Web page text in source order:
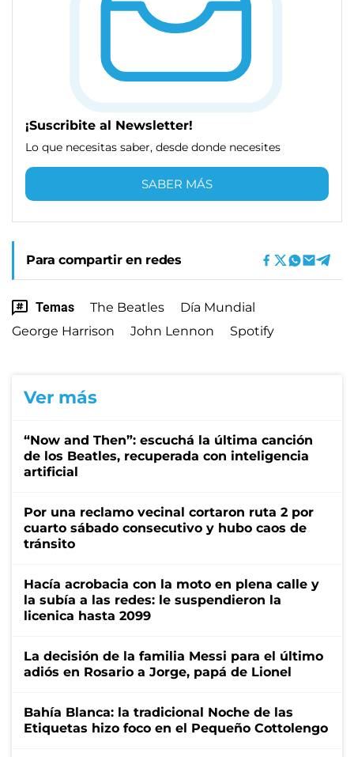
¡Suscribite al Newsletter!
Lo que necesitas saber, desde donde necesites
SABER MÁS
Para compartir en redes
Temas The Beatles
Día Mundial
George Harrison
John Lennon Spotify
Ver más
“Now and Then”: escuchá la última canción
de los Beatles, recuperada con inteligencia
artificial
Por una reclamo vecinal cortaron ruta 2 por
cuarto sábado consecutivo y hubo caos de
tránsito
Hacía acrobacia con la moto en plena calle y
la subía a las redes: le suspendieron la
licenica hasta 2099
La decisión de la familia Messi para el último
adiós en Rosario a Jorge, papá de Lionel
Bahía Blanca: la tradicional Noche de las
Etiquetas hizo foco en el Pequeño Cottolengo